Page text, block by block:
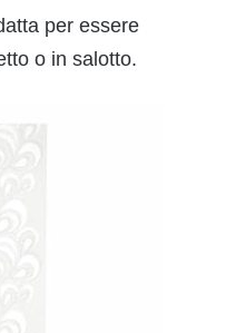
per essere
o in salotto.